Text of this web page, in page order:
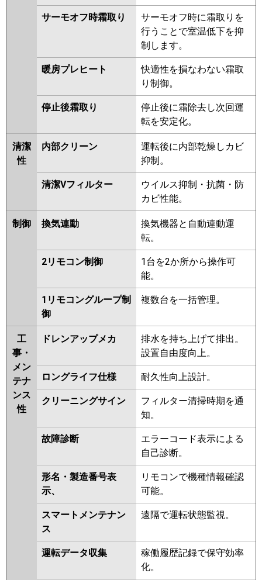
HRMP160KLY PCZX-ERMP160HY
PCZX-ERMP160KLY PCZX-
ERMP160KY
PCZX-HRMP160HV
PCZX-HRMP160KV
HRMP160KLV PCZX-ERMP160HW
PCZX-ERMP160KW
ERMP160KLW PCZX-ERMP160HV
PCZX-ERMP160KV PCZX-
ERMP160KLV PCZX-ERMP160KR
PCZX-ERMP160KLR
日立 RPC-GP160RHNP4
GP160RSHP9 RPC-GP160RHNP3
RPC-GP160RSHP8 RPC-
GP160RHNP2 RPC-GP160RSHP7
GP160RHNP1 RPCK-
GP160RSHP5
RPCK-GP160RSHP4 RPC-
GP160RSHP5
RPC-GP160RHNP RPCK-
GP160RSHP3 RPC-GP160RSHP4
AP160HNP6-kobe RPC-
AP160HNP11-kobe RPC-
AP160HNP11 RPCK-
GP160RSHP2 RPC-GP160RSHP3
三菱重工
FDEK1605HP5SA
FDEV1605HPA5SA
FDEK1605HP5S
FDEVP1605HPA5S
PA-P160T7KDNBX
P160T7HDNBX PA-P160T7KDNB
PA-P160T7KDB
PA-P160T7HDB PA-P160T7KD
PA-P160T7KDN PA-P160T7HD
PA-P160T6KDB PA-P160T6KDNB
PA-P160V6CDNB PA-P160T6CDB
PA-P160T6CDNB
サーモオフ時霜取り
サーモオフ時に霜取りを
行うことで室温低下を抑
制します。
暖房プレヒート
快適性を損なわない霜取
り制御。
停止後霜取り
停止後に霜除去し次回運
転を安定化。
清潔
性
内部クリーン
運転後に内部乾燥しカビ
抑制。
清潔Vフィルター
ウイルス抑制・抗菌・防
カビ性能。
制御 換気連動
換気機器と自動連動運
転。
2リモコン制御
1台を2か所から操作可
能。
1リモコングループ制
御
複数台を一括管理。
工
事・
メン
テナ
ンス
性
ドレンアップメカ
排水を持ち上げて排出。
設置自由度向上。
ロングライフ仕様 耐久性向上設計。
クリーニングサイン
フィルター清掃時期を通
知。
故障診断
エラーコード表示による
自己診断。
形名・製造番号表
示、
リモコンで機種情報確認
可能。
スマートメンテナン
ス
遠隔で運転状態監視。
運転データ収集
稼働履歴記録で保守効率
化。